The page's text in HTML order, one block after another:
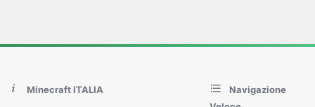
Minecraft ITALIA
Navigazione